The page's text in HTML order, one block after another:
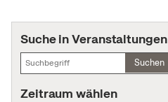
Suche in Veranstaltungen
Suchen
Zeitraum wählen